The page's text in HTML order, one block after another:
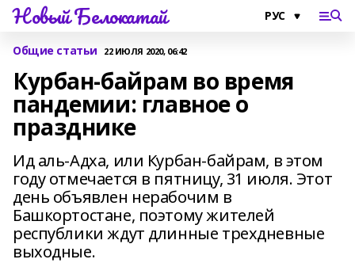
Новый Белокатай
Общие статьи 22 ИЮЛЯ 2020, 06:42
Курбан-байрам во время
пандемии: главное о
празднике
Ид аль-Адха, или Курбан-байрам, в этом
году отмечается в пятницу, 31 июля. Этот
день объявлен нерабочим в
Башкортостане, поэтому жителей
республики ждут длинные трехдневные
выходные.